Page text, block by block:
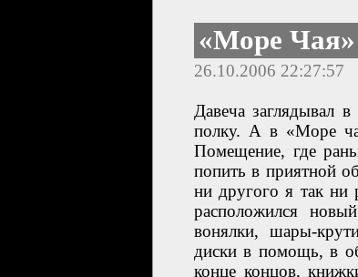
«Море
26.10.2006 22:27:57
Давеча заглядывал
полку. А в «Море
Помещение, где
попить в приятной
ни другого я так ни
расположился
вонялки, шары-
диски в помощь, в
конце концов,